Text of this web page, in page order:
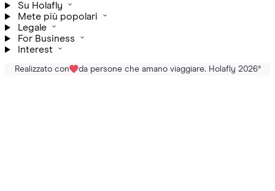
Su Holafly
Mete più popolari
Legale
For Business
Interest
Realizzato con da persone che amano viaggiare. Holafly 2026®